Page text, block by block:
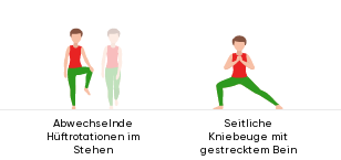
Abwechselnde
Hüftrotationen im
Stehen
Seitliche
Kniebeuge mit
gestrecktem Bein